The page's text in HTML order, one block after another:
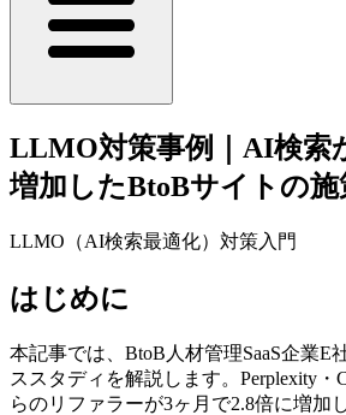
LLMO対策事例｜AI検索
増加したBtoBサイトの施
LLMO（AI検索最適化）対策入門
はじめに
本記事では、BtoB人材管理SaaS企業E
ススタディを解説します。Perplexity・
らのリファラーが3ヶ月で2.8倍に増加